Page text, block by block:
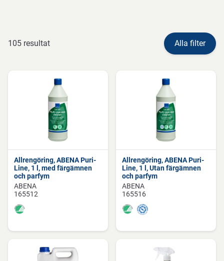
105 resultat Alla filter
Allrengöring, ABENA Puri-
Line, 1 l, med färgämnen
och parfym
ABENA
165512
Allrengöring, ABENA Puri-
Line, 1 l, Utan färgämnen
och parfym
ABENA
165516